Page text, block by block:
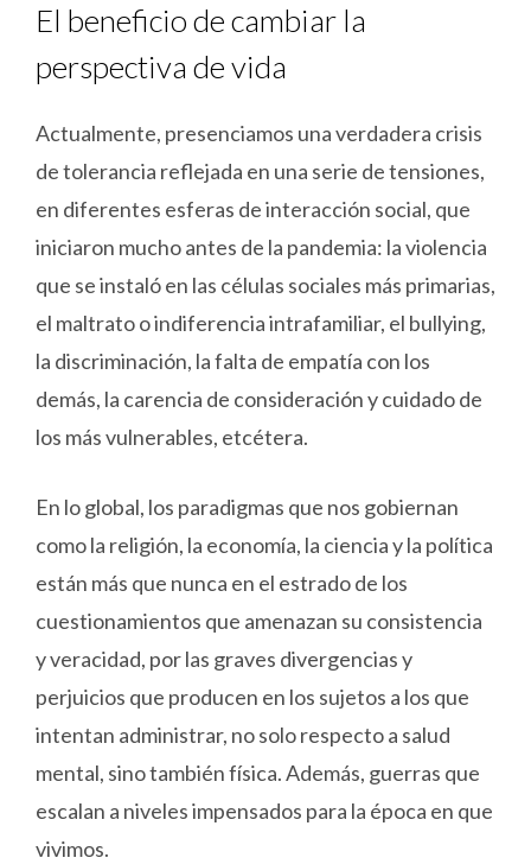
El beneficio de cambiar la
perspectiva de vida
Actualmente, presenciamos una verdadera crisis
de tolerancia reflejada en una serie de tensiones,
en diferentes esferas de interacción social, que
iniciaron mucho antes de la pandemia: la violencia
que se instaló en las células sociales más primarias,
el maltrato o indiferencia intrafamiliar, el bullying,
la discriminación, la falta de empatía con los
demás, la carencia de consideración y cuidado de
los más vulnerables, etcétera.
En lo global, los paradigmas que nos gobiernan
como la religión, la economía, la ciencia y la política
están más que nunca en el estrado de los
cuestionamientos que amenazan su consistencia
y veracidad, por las graves divergencias y
perjuicios que producen en los sujetos a los que
intentan administrar, no solo respecto a salud
mental, sino también física. Además, guerras que
escalan a niveles impensados para la época en que
vivimos.